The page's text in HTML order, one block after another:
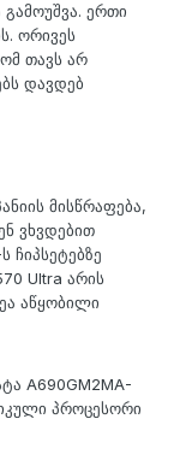
ერთი
ორივეს
თავს არ
დავდებ
მისწრაფება,
ვხვდებით
ჩიპსეტებზე
Ultra არის
აწყობილი
A690GM2MA-
პროცესორი